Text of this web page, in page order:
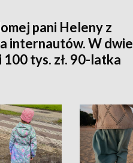
pani Heleny z
internautów. W dwie
tys. zł. 90-latka